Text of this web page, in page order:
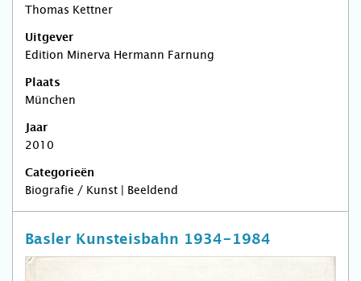
Thomas Kettner
Uitgever
Edition Minerva Hermann Farnung
Plaats
München
Jaar
2010
Categorieën
Biografie / Kunst | Beeldend
Basler Kunsteisbahn 1934-1984